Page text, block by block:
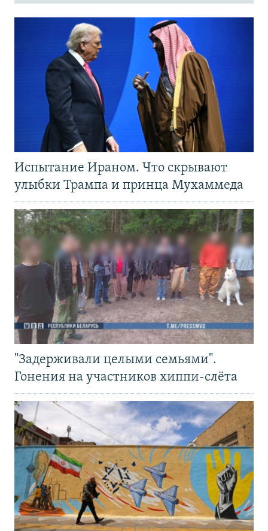
Испытание Ираном. Что скрывают
улыбки Трампа и принца Мухаммеда
"Задерживали целыми семьями".
Гонения на участников хиппи-слёта